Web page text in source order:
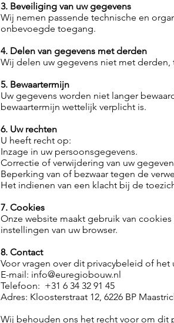
3. Beveiliging van uw gegevens
Wij nemen passende technische en
onbevoegde toegang.
4. Delen van gegevens met derden
Wij delen uw gegevens niet met
5. Bewaartermijn
Uw gegevens worden niet langer
bewaartermijn wettelijk verplicht is.
6. Uw rechten
U heeft recht op:
Inzage in uw persoonsgegevens.
Correctie of verwijdering van uw
Beperking van of bezwaar tegen de
Het indienen van een klacht bij de
7. Cookies
Onze website maakt gebruik van
instellingen van uw browser.
8. Contact
Voor vragen over dit privacybeleid of
E-mail: info@euregiobouw.nl
Telefoon: +31 6 34 32 91 45
Adres: Kloosterstraat 12, 6226 BP
Wij behouden ons het recht voor om dit